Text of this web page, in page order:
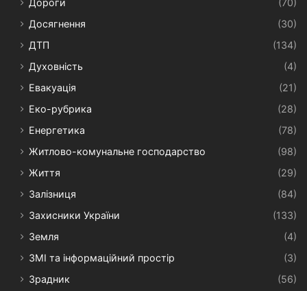
Досягнення
(30)
ДТП
(134)
Духовність
(4)
Евакуація
(21)
Еко-рубрика
(28)
Енергетика
(78)
Житлово-комунальне господарство
(98)
Життя
(29)
Залізниця
(84)
Захисники України
(133)
Земля
(4)
ЗМІ та інформаційний простір
(3)
Зрадник
(56)